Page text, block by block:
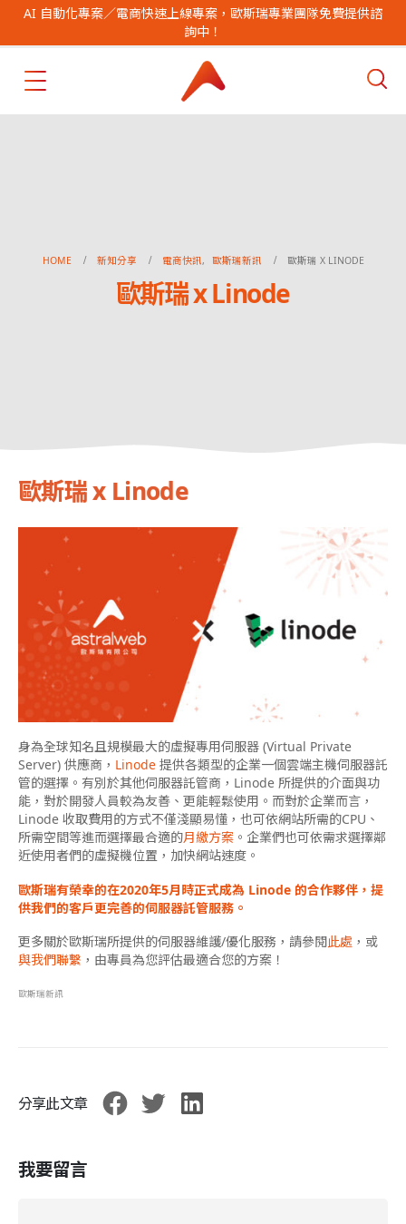
AI 自動化專案／電商快速上線專案，歐斯瑞專業團隊免費提供諮
詢中！
HOME 新知分享 電商快訊, 歐斯瑞新訊 歐斯瑞 X LINODE
歐斯瑞 x Linode
歐斯瑞 x Linode
身為全球知名且規模最大的虛擬專用伺服器 (Virtual Private
Server) 供應商， Linode 提供各類型的企業一個雲端主機伺服器託
管的選擇。有別於其他伺服器託管商，Linode 所提供的介面與功
能，對於開發人員較為友善、更能輕鬆使用。而對於企業而言，
Linode 收取費用的方式不僅淺顯易懂，也可依網站所需的CPU、
所需空間等進而選擇最合適的月繳方案 。企業們也可依需求選擇鄰
近使用者們的虛擬機位置，加快網站速度。
歐斯瑞有榮幸的在2020年5月時正式成為 Linode 的合作夥伴，提
供我們的客戶更完善的伺服器託管服務。
更多關於歐斯瑞所提供的伺服器維護/優化服務，請參閱此處 ，或
與我們聯繫 ，由專員為您評估最適合您的方案！
歐斯瑞新訊
分享此文章
我要留言